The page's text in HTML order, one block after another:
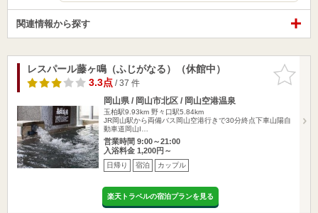
関連情報から探す
お気に入
りに追加
レスパール藤ヶ鳴（ふじがなる）（休館中）
3.3点/ 37 件
岡山県 / 岡山市北区 / 岡山空港温泉
玉柏駅9.93km 野々口駅5.84km
JR岡山駅から両備バス岡山空港行きで30分終点下車山陽自
動車道岡山I…
営業時間 9:00～21:00
入浴料金 1,200円～
日帰り 宿泊 カップル
楽天トラベルの宿泊プランを見る